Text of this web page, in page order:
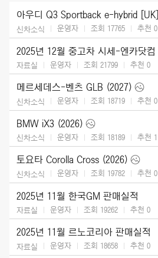
신차소식 운영자 조회 17765 추천 0
2025년 12월 중고차 시세-엔카닷컴
자료실 운영자 조회 21799 추천 0
메르세데스-벤츠 GLB (2027)
신차소식 운영자 조회 18719 추천 0
BMW iX3 (2026)
신차소식 운영자 조회 18189 추천 1
토요타 Corolla Cross (2026)
신차소식 운영자 조회 19782 추천 0
2025년 11월 한국GM 판매실적
자료실 운영자 조회 19262 추천 0
2025년 11월 르노코리아 판매실적
자료실 운영자 조회 18658 추천 0